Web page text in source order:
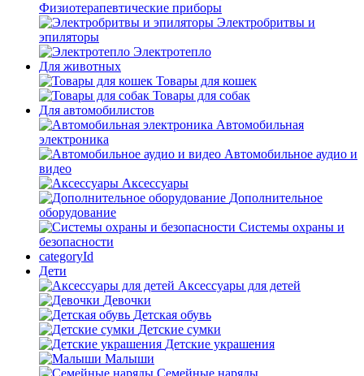
Физиотерапевтические приборы
Электробритвы и
эпиляторы
Электротепло
Для животных
Товары для кошек
Товары для собак
Для автомобилистов
Автомобильная
электроника
Автомобильное аудио и
видео
Аксессуары
Дополнительное
оборудование
Системы охраны и
безопасности
categoryId
Дети
Аксессуары для детей
Девочки
Детская обувь
Детские сумки
Детские украшения
Малыши
Семейные наряды